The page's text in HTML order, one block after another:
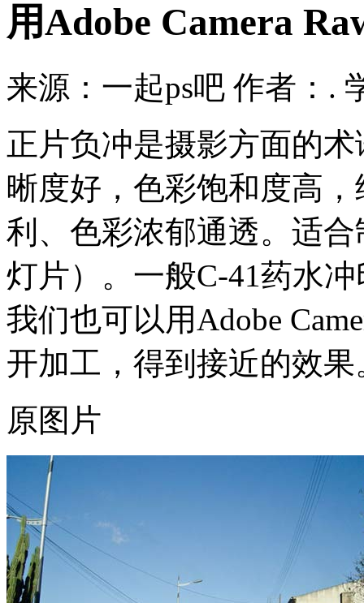
用Adobe Camera
来源：一起ps吧 作者：.
正片负冲是摄影方面的
晰度好，色彩饱和度高
利、色彩浓郁通透。适
灯片）。一般C-41药水
我们也可以用Adobe
开加工，得到接近的效果
原图片